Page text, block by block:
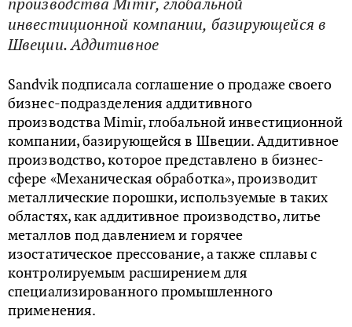
инвестиционной компании, базирующейся в
Швеции. Аддитивное
Sandvik подписала соглашение о продаже своего
бизнес-подразделения аддитивного
производства Mimir, глобальной инвестиционной
компании, базирующейся в Швеции. Аддитивное
производство, которое представлено в бизнес-
сфере «Механическая обработка», производит
металлические порошки, используемые в таких
областях, как аддитивное производство, литье
металлов под давлением и горячее
изостатическое прессование, а также сплавы с
контролируемым расширением для
специализированного промышленного
применения.